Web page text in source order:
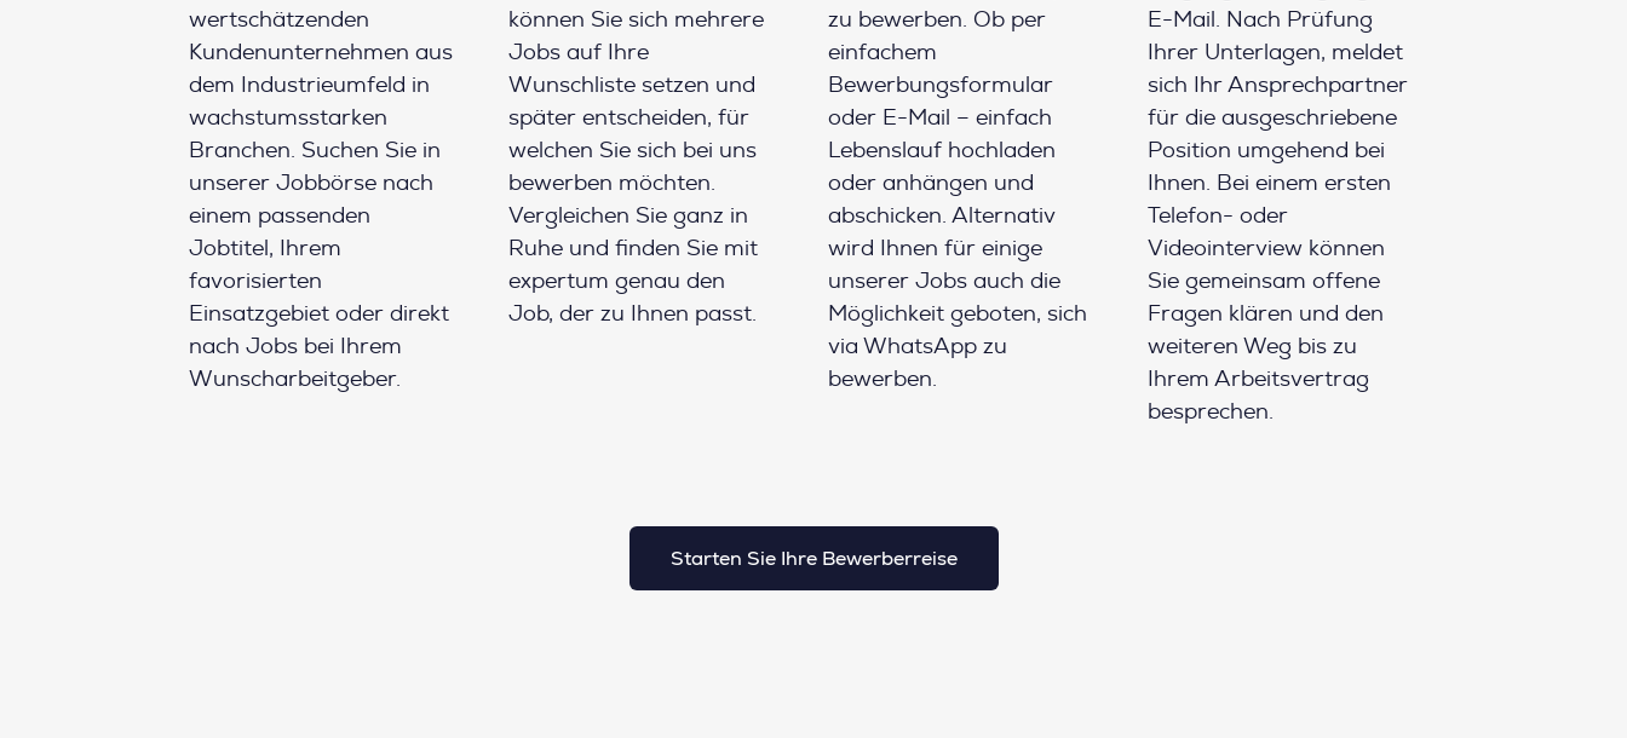
wertschätzenden
Kundenunternehmen aus
dem Industrieumfeld in
wachstumsstarken
Branchen. Suchen Sie in
unserer Jobbörse nach
einem passenden
Jobtitel, Ihrem
favorisierten
Einsatzgebiet oder direkt
nach Jobs bei Ihrem
Wunscharbeitgeber.
können Sie sich mehrere
Jobs auf Ihre
Wunschliste setzen und
später entscheiden, für
welchen Sie sich bei uns
bewerben möchten.
Vergleichen Sie ganz in
Ruhe und finden Sie mit
expertum genau den
Job, der zu Ihnen passt.
zu bewerben. Ob per
einfachem
Bewerbungsformular
oder E-Mail – einfach
Lebenslauf hochladen
oder anhängen und
abschicken. Alternativ
wird Ihnen für einige
unserer Jobs auch die
Möglichkeit geboten, sich
via WhatsApp zu
bewerben.
E-Mail. Nach Prüfung
Ihrer Unterlagen, meldet
sich Ihr Ansprechpartner
für die ausgeschriebene
Position umgehend bei
Ihnen. Bei einem ersten
Telefon- oder
Videointerview können
Sie gemeinsam offene
Fragen klären und den
weiteren Weg bis zu
Ihrem Arbeitsvertrag
besprechen.
Starten Sie Ihre Bewerberreise